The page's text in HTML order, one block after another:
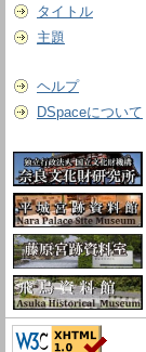
タイトル
主題
ヘルプ
DSpaceについて